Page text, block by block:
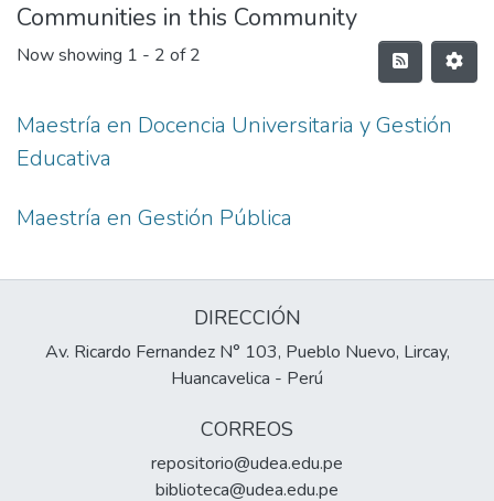
Communities in this Community
Now showing 1 - 2 of 2
Maestría en Docencia Universitaria y Gestión
Educativa
Maestría en Gestión Pública
DIRECCIÓN
Av. Ricardo Fernandez N° 103, Pueblo Nuevo, Lircay,
Huancavelica - Perú
CORREOS
repositorio@udea.edu.pe
biblioteca@udea.edu.pe